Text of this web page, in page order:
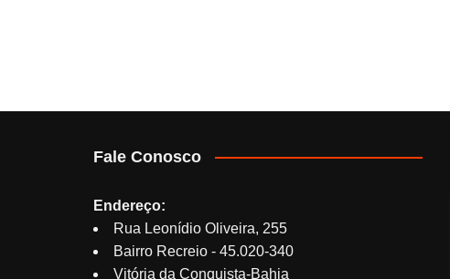
Fale Conosco
Endereço:
Rua Leonídio Oliveira, 255
Bairro Recreio - 45.020-340
Vitória da Conquista-Bahia